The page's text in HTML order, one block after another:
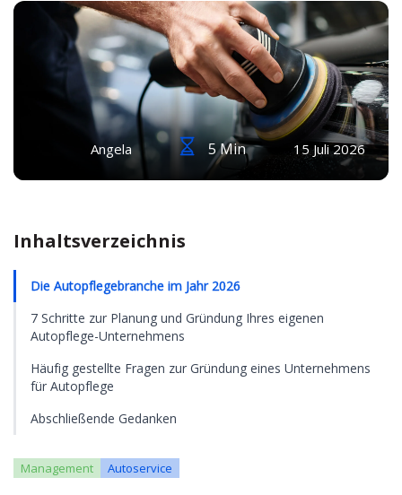
Angela 5 Min 15 Juli 2026
Inhaltsverzeichnis
Die Autopflegebranche im Jahr 2026
7 Schritte zur Planung und Gründung Ihres eigenen
Autopflege-Unternehmens
Häufig gestellte Fragen zur Gründung eines Unternehmens
für Autopflege
Abschließende Gedanken
Management Autoservice